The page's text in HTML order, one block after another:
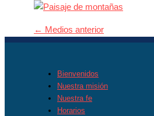
← Medios anterior
Bienvenidos
Nuestra misión
Nuestra fe
Horarios